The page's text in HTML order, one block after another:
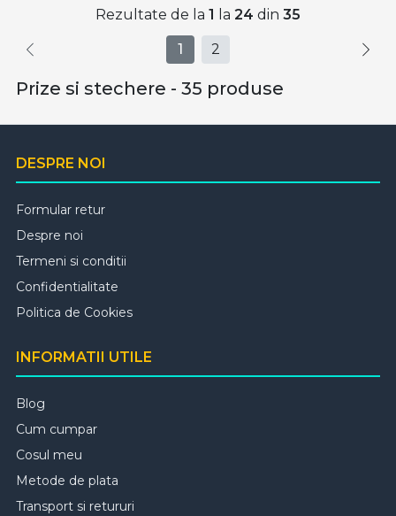
Rezultate de la 1 la 24 din 35
1 2
Prize si stechere - 35 produse
DESPRE NOI
Formular retur
Despre noi
Termeni si conditii
Confidentialitate
Politica de Cookies
INFORMATII UTILE
Blog
Cum cumpar
Cosul meu
Metode de plata
Transport si retururi